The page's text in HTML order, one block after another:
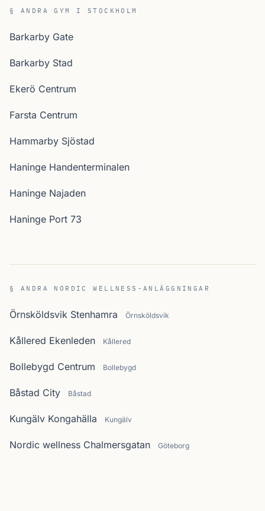
§ ANDRA GYM I STOCKHOLM
Barkarby Gate
Barkarby Stad
Ekerö Centrum
Farsta Centrum
Hammarby Sjöstad
Haninge Handenterminalen
Haninge Najaden
Haninge Port 73
§ ANDRA NORDIC WELLNESS-ANLÄGGNINGAR
Örnsköldsvik Stenhamra Örnsköldsvik
Kållered Ekenleden Kållered
Bollebygd Centrum Bollebygd
Båstad City Båstad
Kungälv Kongahälla Kungälv
Nordic wellness Chalmersgatan Göteborg